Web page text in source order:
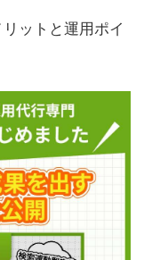
ットと運用ポイ